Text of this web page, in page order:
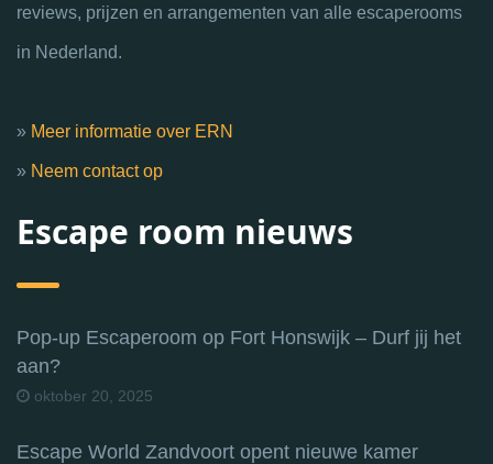
reviews, prijzen en arrangementen van alle escaperooms
in Nederland.
» Meer informatie over ERN
» Neem contact op
Escape room nieuws
Pop-up Escaperoom op Fort Honswijk – Durf jij het
aan?
oktober 20, 2025
Escape World Zandvoort opent nieuwe kamer